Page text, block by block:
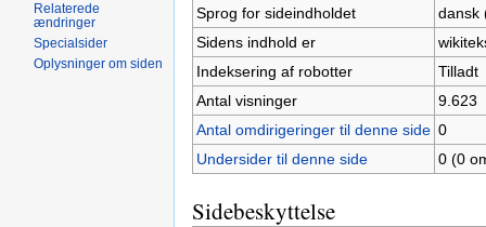
Sprog for sideindholdet
dansk
Sidens indhold er
Indeksering af robotter
Tilladt
Antal visninger
9.623
Antal omdirigeringer til denne side 0
Undersider til denne side
0 (0
Sidebeskyttelse
Relaterede
ændringer
Specialsider
Oplysninger om siden